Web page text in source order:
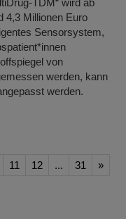
TDM“ wird ab
4,3 Millionen Euro
Sensorsystem,
von
werden, kann
werden.
11 12 ... 31 »